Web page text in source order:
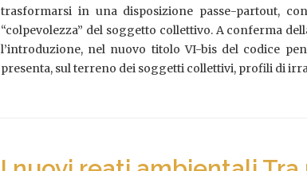
trasformarsi in una disposizione passe-partout,
“colpevolezza” del soggetto collettivo. A conferma
l’introduzione, nel nuovo titolo VI-bis del codice
presenta, sul terreno dei soggetti collettivi, profili di